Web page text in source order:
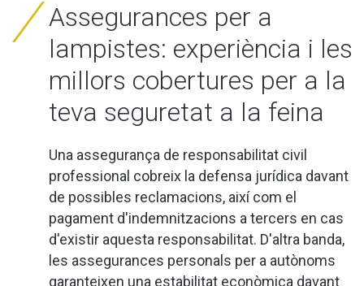
Assegurances per a
lampistes: experiència i les
millors cobertures per a la
teva seguretat a la feina
Una assegurança de responsabilitat civil
professional cobreix la defensa jurídica davant
de possibles reclamacions, així com el
pagament d'indemnitzacions a tercers en cas
d'existir aquesta responsabilitat. D'altra banda,
les assegurances personals per a autònoms
garanteixen una estabilitat econòmica davant